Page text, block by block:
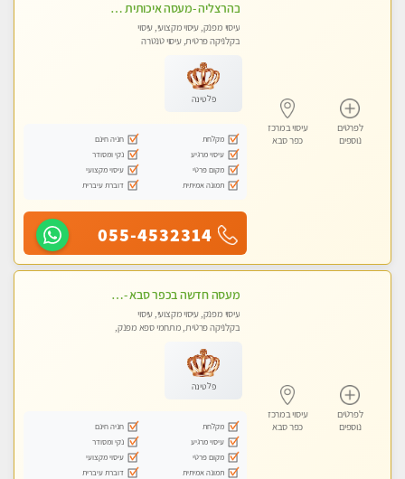
לפרטים
נוספים
עיסוי במרכז
כפר סבא
בהרצליה -מעסה איכותית מקצועית ומפנקת
עיסוי מפנק, עיסוי מקצועי, עיסוי
בקלניקה פרטית, עיסוי טנטרה
פלטינה
מקלחת
חניה חינם
עיסוי מרגיע
נקי ומסודר
מקום פרטי
עיסוי מקצועי
תמונה אמיתית
דוברת עיברית
055-4532314
לפרטים
נוספים
עיסוי במרכז
כפר סבא
מעסה חדשה בכפר סבא -מומלץ לחלוטין!!!! מעסה מקצועית צעירה ואיכותית פרטי!!!
עיסוי מפנק, עיסוי מקצועי, עיסוי
בקלניקה פרטית, מתחמי ספא מפנק,
פלטינה
מקלחת
חניה חינם
עיסוי מרגיע
נקי ומסודר
מקום פרטי
עיסוי מקצועי
תמונה אמיתית
דוברת עיברית